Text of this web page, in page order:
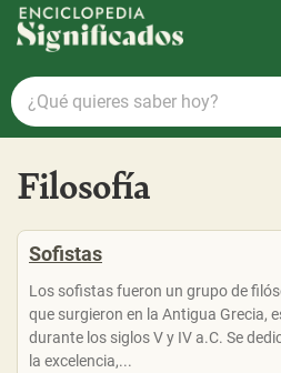
Enciclopedia Significados
¿Qué
quieres
saber
hoy?
Filosofía
Sofistas
Los sofistas fueron un grupo de
que surgieron en la Antigua Grecia,
durante los siglos V y IV a.C. Se
la excelencia,...